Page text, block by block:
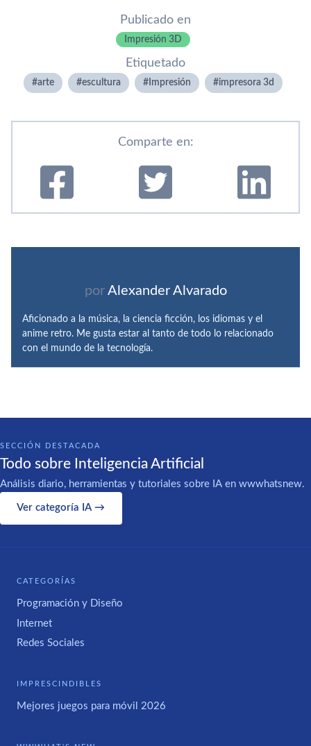
Publicado en
Impresión 3D
Etiquetado
arte escultura Impresión impresora 3d
Comparte en:
por Alexander Alvarado
Aficionado a la música, la ciencia ficción, los idiomas y el
anime retro. Me gusta estar al tanto de todo lo relacionado
con el mundo de la tecnología.
SECCIÓN DESTACADA
Todo sobre Inteligencia Artificial
Análisis diario, herramientas y tutoriales sobre IA en wwwhatsnew.
Ver categoría IA →
CATEGORÍAS
Programación y Diseño
Internet
Redes Sociales
IMPRESCINDIBLES
Mejores juegos para móvil 2026